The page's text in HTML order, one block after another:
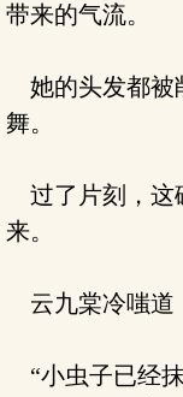
带来的气流。
她的头发都被
舞。
过了片刻，这
来。
云九棠冷嗤道
“小虫子已经